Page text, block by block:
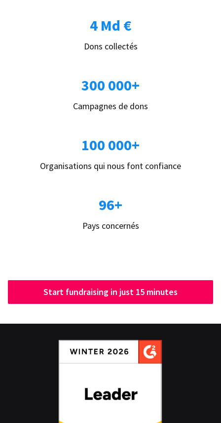
4 Md €
Dons collectés
300 000+
Campagnes de dons
100 000+
Organisations qui nous font confiance
96+
Pays concernés
Start fundraising in just 15 minutes